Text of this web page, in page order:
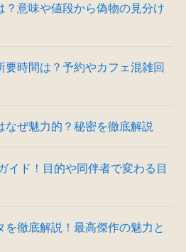
？意味や値段から偽物の見分け
要時間は？予約やカフェ混雑回
なぜ魅力的？秘密を徹底解説
イド！目的や同伴者で変わる目
を徹底解説！最高傑作の魅力と